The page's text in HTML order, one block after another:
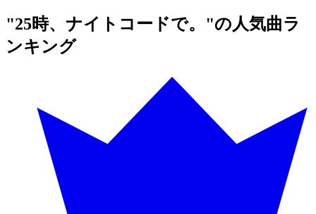
"25時、ナイトコードで。"の人気曲ラ
ンキング